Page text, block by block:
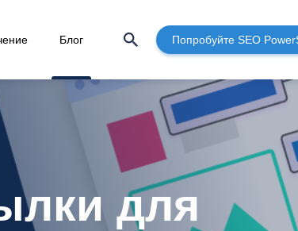
Блог Попробуйте SEO
для